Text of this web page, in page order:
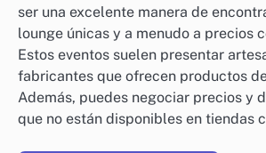
ser una excelente manera de
lounge únicas y a menudo a precios
Estos eventos suelen presentar
fabricantes que ofrecen productos
Además, puedes negociar precios y
que no están disponibles en tiendas